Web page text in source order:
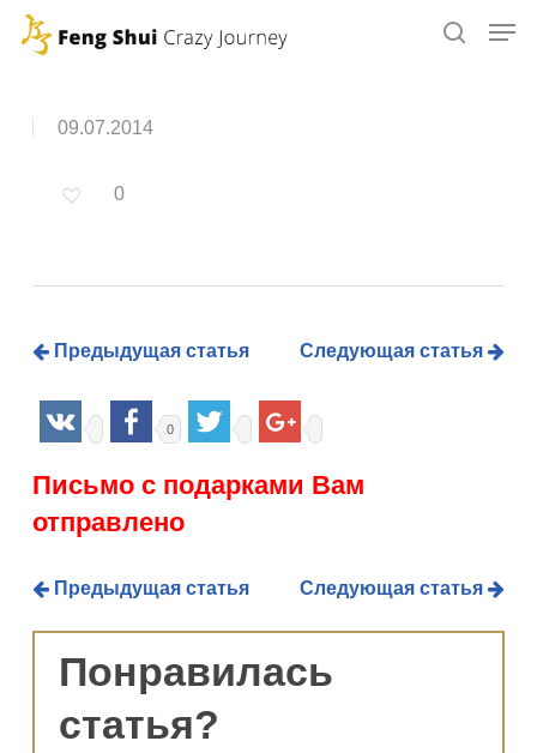
Skip
content09.07.2014
0
Предыдущая статья Следующая статья
0
Письмо с подарками Вам
отправлено
Предыдущая статья Следующая статья
Понравилась
статья?